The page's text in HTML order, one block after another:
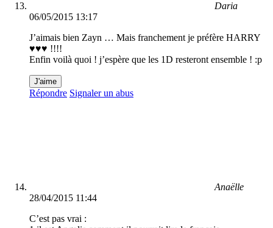
Daria
06/05/2015 13:17
J’aimais bien Zayn … Mais franchement je préfère HARRY
♥♥♥ !!!!
Enfin voilà quoi ! j’espère que les 1D resteront ensemble ! :p
J'aime
Répondre Signaler un abus
Anaëlle
28/04/2015 11:44
C’est pas vrai :